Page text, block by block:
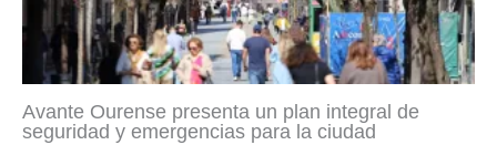
Avante Ourense presenta un plan integral de
seguridad y emergencias para la ciudad